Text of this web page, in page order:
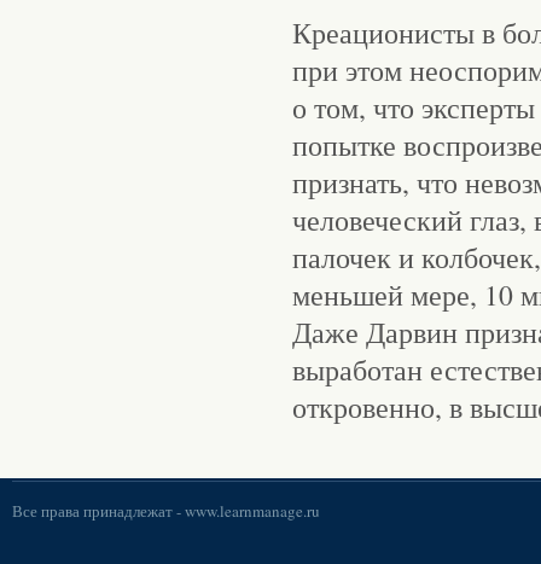
Креационисты в
при этом
о том, что
попытке
признать, что
человеческий
палочек и
меньшей мере, 10
Даже Дарвин
выработан
откровенно, в
Все права принадлежат -www.learnmanage.ru